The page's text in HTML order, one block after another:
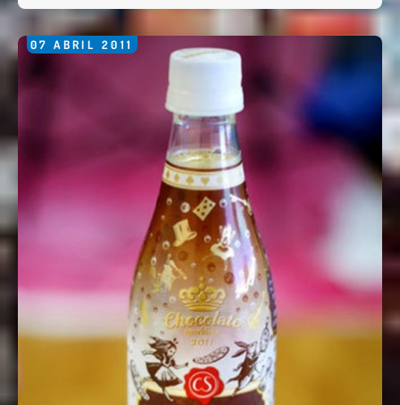
07 ABRIL 2011